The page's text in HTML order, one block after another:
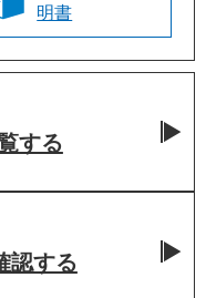
明書
する
認する